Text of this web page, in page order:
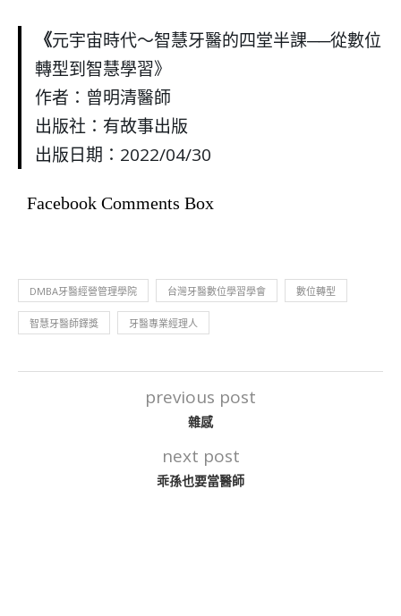
《元宇宙時代～智慧牙醫的四堂半課──從數位
轉型到智慧學習》
作者：曾明清醫師
出版社：有故事出版
出版日期：2022/04/30
Facebook Comments Box
DMBA牙醫經營管理學院 台灣牙醫數位學習學會 數位轉型
智慧牙醫師鐸獎 牙醫專業經理人
previous post
雜感
next post
乖孫也要當醫師